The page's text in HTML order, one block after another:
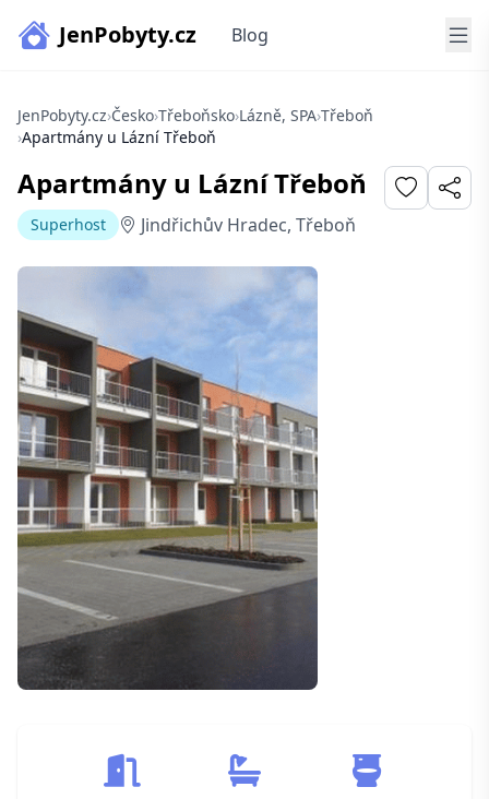
JenPobyty.cz Blog
JenPobyty.cz›Česko›Třeboňsko›Lázně, SPA›Třeboň
›Apartmány u Lázní Třeboň
Apartmány u Lázní Třeboň
Superhost Jindřichův Hradec, Třeboň